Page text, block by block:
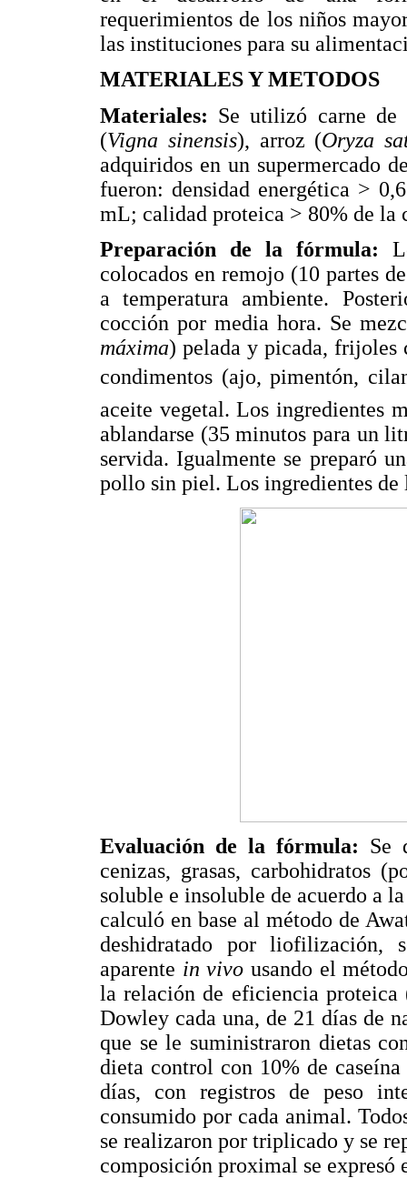
requerimientos de los niños
las instituciones para su
MATERIALES Y METODOS
Materiales: Se utilizó carne de
(Vigna sinensis), arroz (Oryza
adquiridos en un supermercado
fueron: densidad energética >
mL; calidad proteica > 80% de la
Preparación de la fórmula:
colocados en remojo (10 partes
a temperatura ambiente.
cocción por media hora. Se
máxima) pelada y picada, frijoles
condimentos (ajo, pimentón,
aceite vegetal. Los ingredientes
ablandarse (35 minutos para un
servida. Igualmente se preparó
pollo sin piel. Los ingredientes de
Evaluación de la fórmula: Se
cenizas, grasas, carbohidratos
soluble e insoluble de acuerdo a
calculó en base al método de
deshidratado por liofilización,
aparente in vivo usando el
la relación de eficiencia proteica
Dowley cada una, de 21 días de
que se le suministraron dietas
dieta control con 10% de
días, con registros de peso
consumido por cada animal.
se realizaron por triplicado y se
composición proximal se expresó